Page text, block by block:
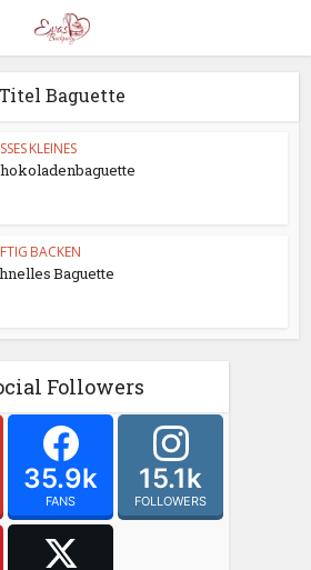
Titel Baguette
KLEINES
BACKEN
Baguette
Followers
35.9k
FANS
15.1k
FOLLOWERS